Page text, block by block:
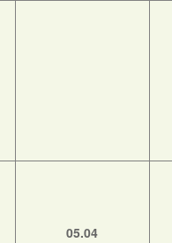
05.04